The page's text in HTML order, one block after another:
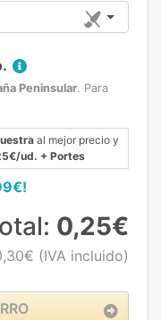
Peninsular. Para
al mejor precio y
ud. + Portes
0,25€
(IVA incluido)